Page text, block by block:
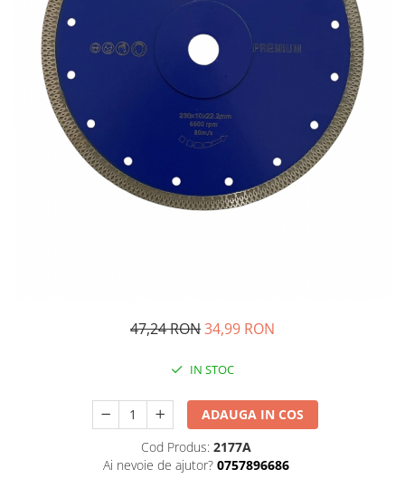
Oglinzi si mobilier baie
Bucatarie
Ascutitoare cutite
Baterii sanitare bucatarie
Cantare de bucatarie
Chiuvete bucatarie
Curatatoare legume si fructe
Cutite si seturi de cutite
Cantare electronice comerciale
Manusi unica folosinta
47,24 RON34,99 RON
IN STOC
ADAUGA IN COS
Cod Produs: 2177A
Ai nevoie de ajutor? 0757896686